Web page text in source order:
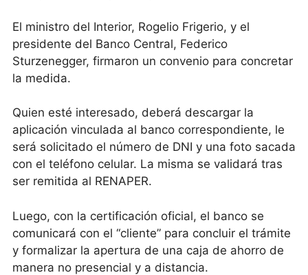
El ministro del Interior, Rogelio Frigerio, y el
presidente del Banco Central, Federico
Sturzenegger, firmaron un convenio para concretar
la medida.
Quien esté interesado, deberá descargar la
aplicación vinculada al banco correspondiente, le
será solicitado el número de DNI y una foto sacada
con el teléfono celular. La misma se validará tras
ser remitida al RENAPER.
Luego, con la certificación oficial, el banco se
comunicará con el “cliente” para concluir el trámite
y formalizar la apertura de una caja de ahorro de
manera no presencial y a distancia.